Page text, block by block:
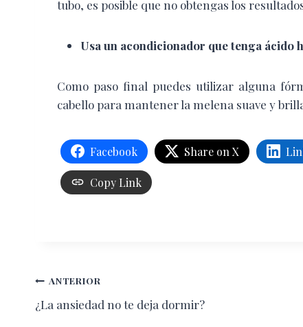
tubo, es posible que no obtengas los
Usa un acondicionador que tenga ácido
Como paso final puedes utilizar alguna
cabello para mantener la melena suave y
Facebook Share on X
Copy Link
Navegación
de
ANTERIOR
¿La ansiedad no te deja dormir?